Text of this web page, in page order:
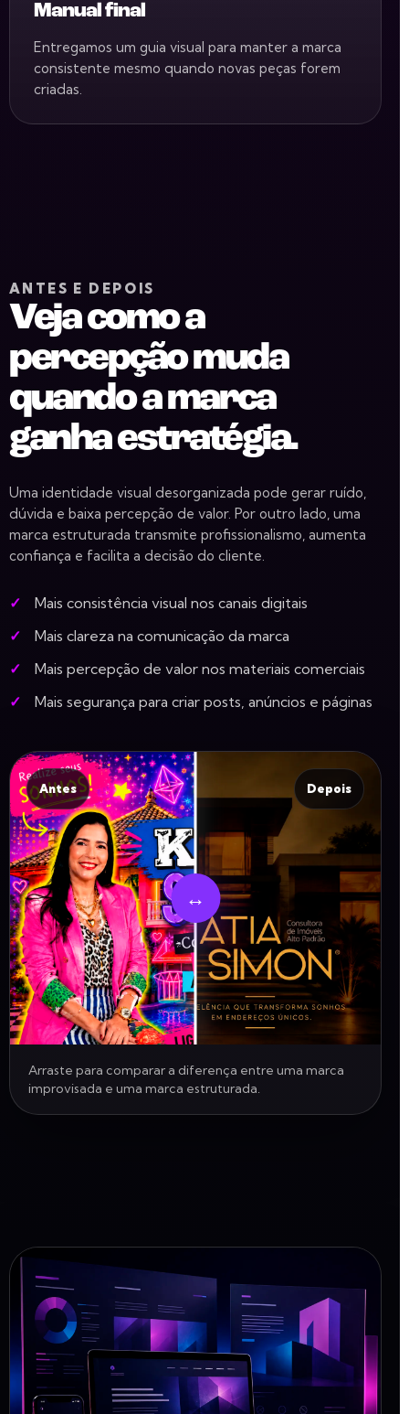
Manual final
Entregamos um guia visual para manter a marca
consistente mesmo quando novas peças forem
criadas.
ANTES E DEPOIS
Veja como a
percepção muda
quando a marca
ganha estratégia.
Uma identidade visual desorganizada pode gerar ruído,
dúvida e baixa percepção de valor. Por outro lado, uma
marca estruturada transmite profissionalismo, aumenta
confiança e facilita a decisão do cliente.
Mais consistência visual nos canais digitais
Mais clareza na comunicação da marca
Mais percepção de valor nos materiais comerciais
Mais segurança para criar posts, anúncios e páginas
Antes Depois
Arraste para comparar a diferença entre uma marca
improvisada e uma marca estruturada.